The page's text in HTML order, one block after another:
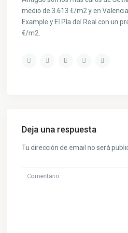
medio de 3.613 €/m2 y en
Example y El Pla del Real con un
€/m2.
Deja una respuesta
Tu dirección de email no será